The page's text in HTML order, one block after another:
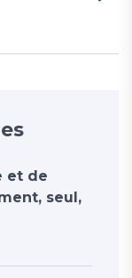
et de
seul,